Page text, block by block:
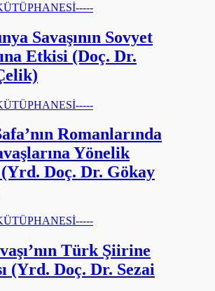
Savaşının Sovyet
Etkisi (Doç. Dr.
Romanlarında
Yönelik
Doç. Dr. Gökay
Türk Şiirine
(Yrd. Doç. Dr. Sezai